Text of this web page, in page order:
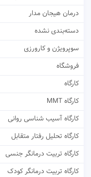
درمان هیجان مدار
دسته‌بندی نشده
سوپرویژن و کارورزی
فروشگاه
کارگاه
کارگاه MMT
کارگاه آسیب شناسی روانی
کارگاه تحلیل رفتار متقابل
کارگاه تربیت درمانگر جنسی
کارگاه تربیت درمانگر کودک